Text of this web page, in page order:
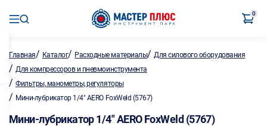
0
Главная/ Каталог/ Расходные материалы/Для силового оборудования
/ Для компрессоров и пневмоинструмента
/ Фильтры, манометры, регуляторы
/ Мини-лубрикатор 1/4" AERO FoxWeld (5767)
Мини-лубрикатор 1/4" AERO FoxWeld (5767)